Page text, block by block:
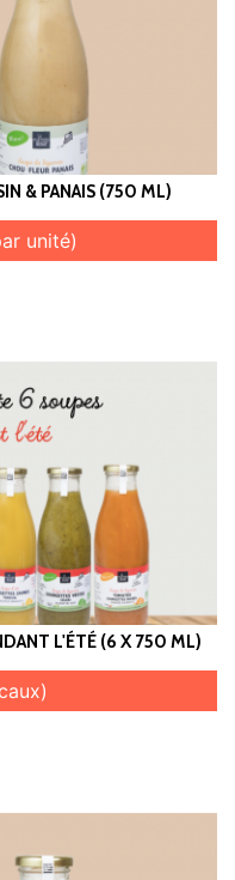
& PANAIS (750 ML)
unité)
L'ÉTÉ (6 X 750 ML)